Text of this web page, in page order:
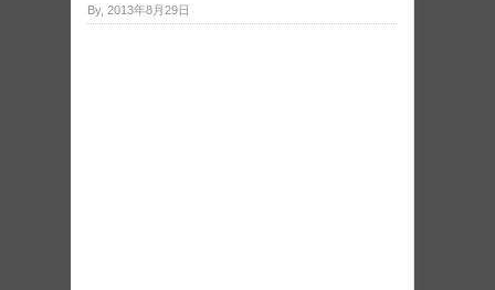
By, 2013年8月29日